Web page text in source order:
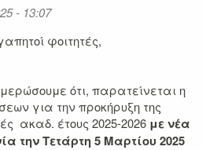
αναζήτηση
φορέα
- 13:07
φοιτητές,
ότι, παρατείνεται η
για την προκήρυξη της
ακαδ. έτους 2025-2026 με νέα
την Τετάρτη 5 Μαρτίου 2025